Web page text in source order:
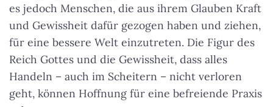
es jedoch Menschen, die aus ihrem Glauben Kraft
und Gewissheit dafür gezogen haben und ziehen,
für eine bessere Welt einzutreten. Die Figur des
Reich Gottes und die Gewissheit, dass alles
Handeln – auch im Scheitern – nicht verloren
geht, können Hoffnung für eine befreiende Praxis